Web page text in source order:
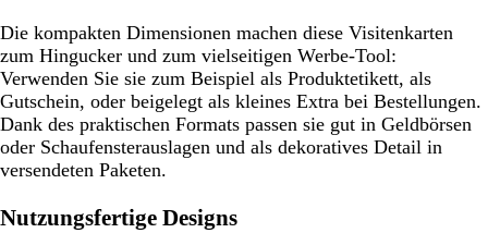
Die kompakten Dimensionen machen diese Visitenkarten
zum Hingucker und zum vielseitigen Werbe-Tool:
Verwenden Sie sie zum Beispiel als Produktetikett, als
Gutschein, oder beigelegt als kleines Extra bei Bestellungen.
Dank des praktischen Formats passen sie gut in Geldbörsen
oder Schaufensterauslagen und als dekoratives Detail in
versendeten Paketen.
Nutzungsfertige Designs